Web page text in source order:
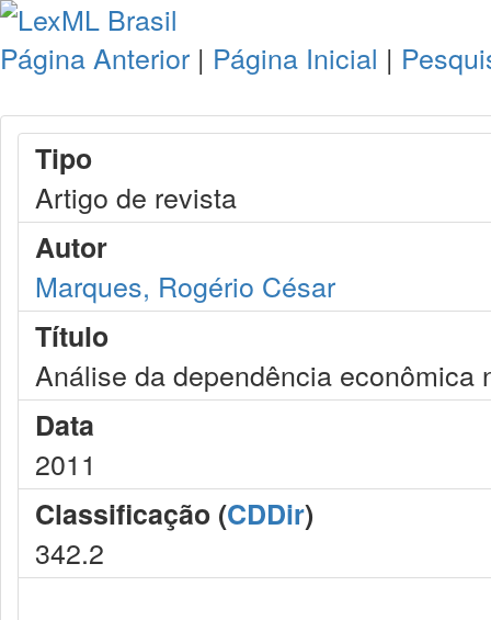
Página Anterior | Página Inicial |
Tipo
Artigo de revista
Autor
Marques, Rogério César
Título
Análise da dependência econômica
Data
2011
Classificação (CDDir)
342.2